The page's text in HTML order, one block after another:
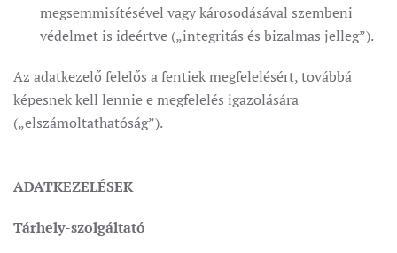
megsemmisítésével vagy károsodásával szembeni
védelmet is ideértve („integritás és bizalmas jelleg”).
Az adatkezelő felelős a fentiek megfelelésért, továbbá
képesnek kell lennie e megfelelés igazolására
(„elszámoltathatóság”).
ADATKEZELÉSEK
Tárhely-szolgáltató